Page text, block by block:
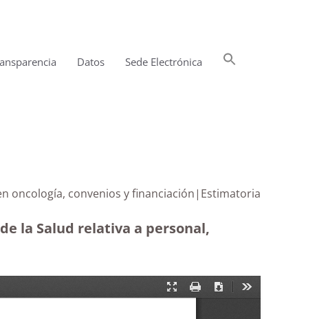
Datos Sede Electrónica
oncología, convenios y financiación|Estimatoria
la Salud relativa a personal,